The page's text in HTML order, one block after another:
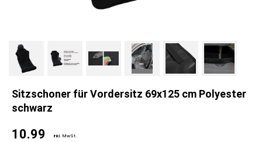
Sitzschoner für Vordersitz 69x125 cm Polyester
schwarz
10.99 inkl. MwSt.